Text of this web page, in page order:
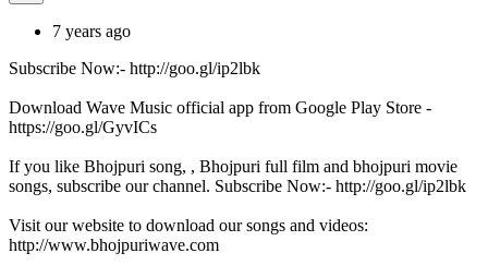
7 years ago
Subscribe Now:- http://goo.gl/ip2lbk
Download Wave Music official app from Google Play Store -
https://goo.gl/GyvICs
If you like Bhojpuri song, , Bhojpuri full film and bhojpuri movie
songs, subscribe our channel. Subscribe Now:- http://goo.gl/ip2lbk
Visit our website to download our songs and videos:
http://www.bhojpuriwave.com